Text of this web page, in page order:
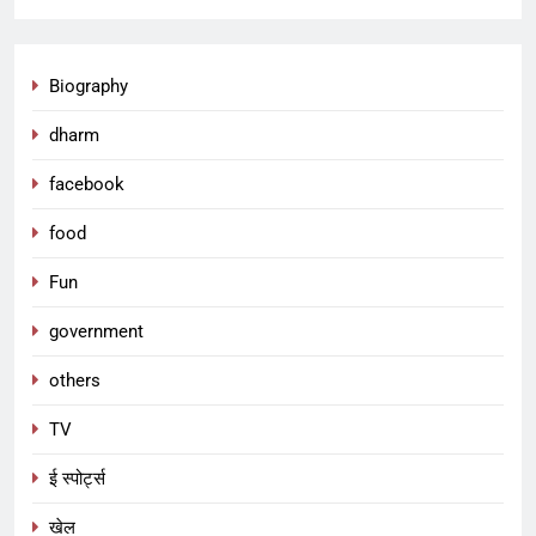
Biography
dharm
facebook
food
Fun
government
others
TV
ई स्पोर्ट्स
खेल
5